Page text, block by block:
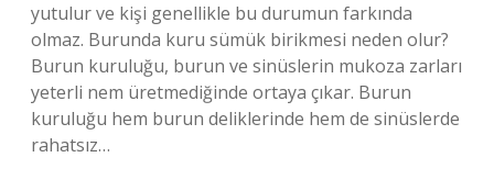
yutulur ve kişi genellikle bu durumun farkında
olmaz. Burunda kuru sümük birikmesi neden olur?
Burun kuruluğu, burun ve sinüslerin mukoza zarları
yeterli nem üretmediğinde ortaya çıkar. Burun
kuruluğu hem burun deliklerinde hem de sinüslerde
rahatsız…